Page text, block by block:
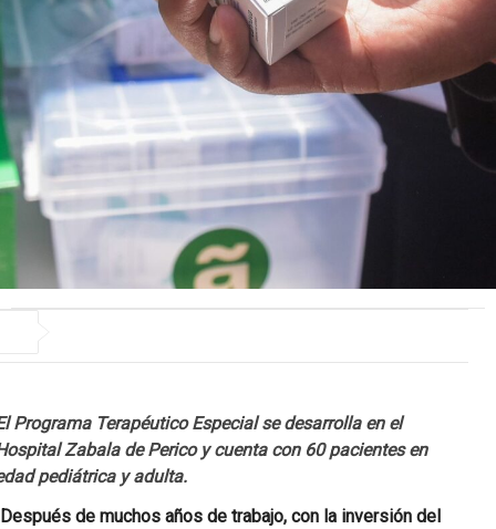
Programa Terapéutico Especial se desarrolla en el
Zabala de Perico y cuenta con 60 pacientes en
pediátrica y adulta.
Después de muchos años de trabajo, con la inversión del